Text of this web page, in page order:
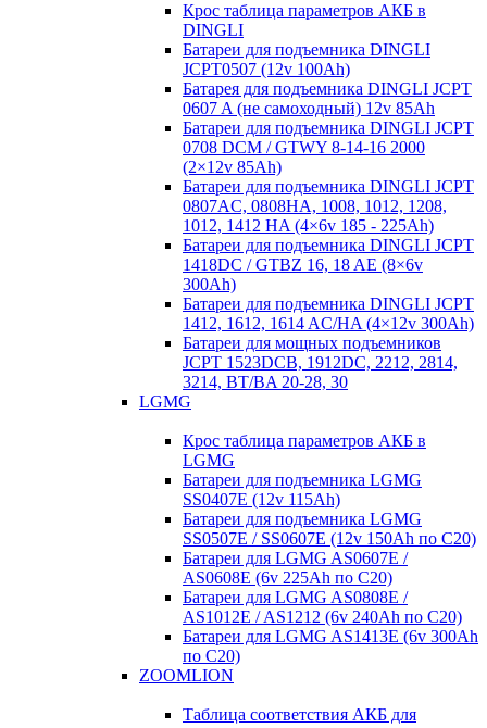
Крос таблица параметров АКБ в
DINGLI
Батареи для подъемника DINGLI
JCPT0507 (12v 100Ah)
Батарея для подъемника DINGLI JCPT
0607 A (не самоходный) 12v 85Ah
Батареи для подъемника DINGLI JCPT
0708 DCM / GTWY 8-14-16 2000
(2×12v 85Ah)
Батареи для подъемника DINGLI JCPT
0807AC, 0808HA, 1008, 1012, 1208,
1012, 1412 HA (4×6v 185 - 225Ah)
Батареи для подъемника DINGLI JCPT
1418DC / GTBZ 16, 18 AE (8×6v
300Ah)
Батареи для подъемника DINGLI JCPT
1412, 1612, 1614 AC/HA (4×12v 300Ah)
Батареи для мощных подъемников
JCPT 1523DCB, 1912DC, 2212, 2814,
3214, BT/BA 20-28, 30
LGMG
Крос таблица параметров АКБ в
LGMG
Батареи для подъемника LGMG
SS0407E (12v 115Ah)
Батареи для подъемника LGMG
SS0507E / SS0607E (12v 150Ah по С20)
Батареи для LGMG AS0607E /
AS0608E (6v 225Ah по С20)
Батареи для LGMG AS0808E /
AS1012E / AS1212 (6v 240Ah по С20)
Батареи для LGMG AS1413E (6v 300Ah
по С20)
ZOOMLION
Таблица соответствия АКБ для